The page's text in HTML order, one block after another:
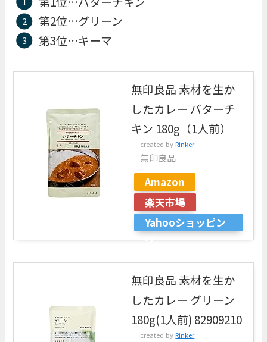
第2位…グリーン
第3位…キーマ
無印良品 素材を生か
したカレー バターチ
キン 180g（1人前）
created byRinker
無印良品
Amazon
楽天市場
Yahooショッピン
グ
無印良品 素材を生か
したカレー グリーン
180g(1人前) 82909210
created byRinker